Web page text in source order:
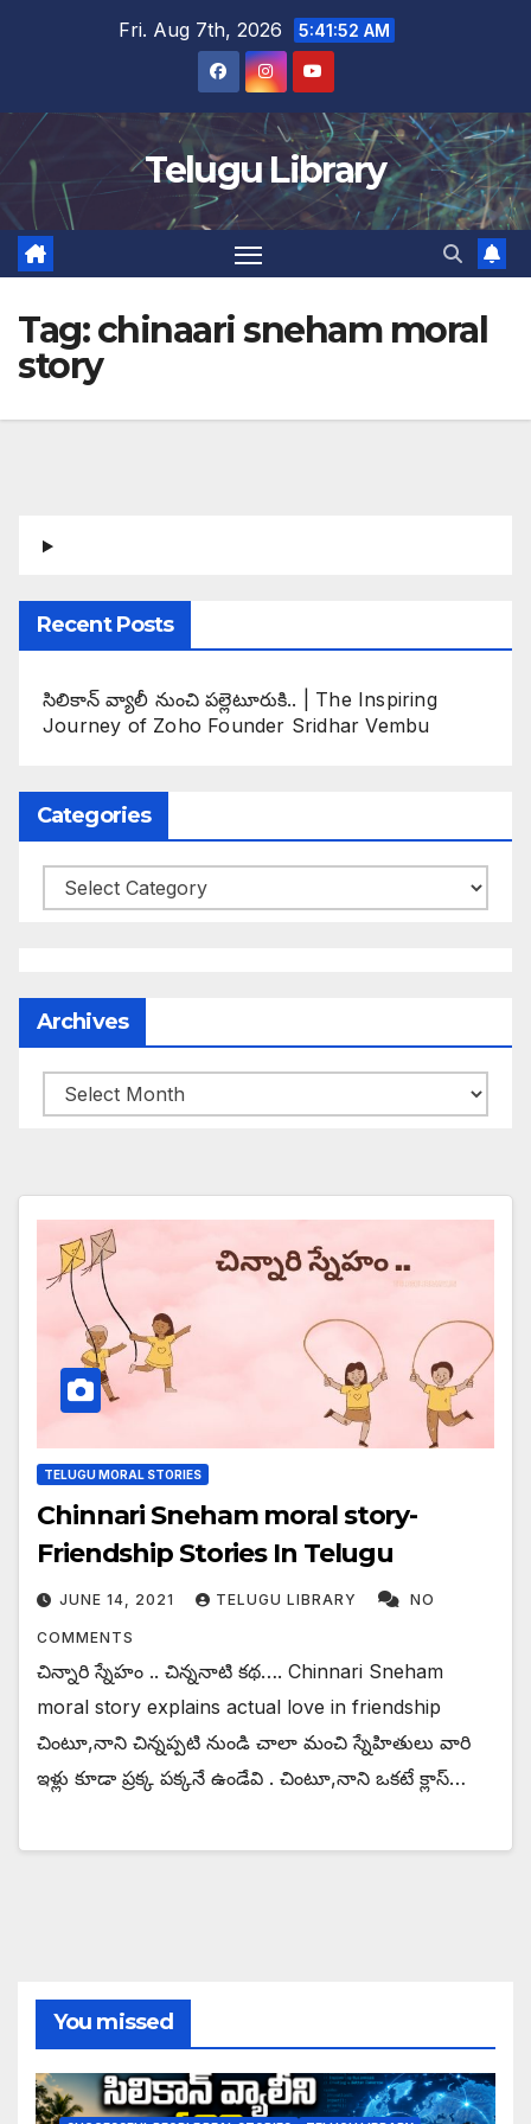
Fri. Aug 7th, 2026 5:41:52 AM
Telugu Library
Tag:chinaari sneham moral
story
Recent Posts
సిలికాన్ వ్యాలీ నుంచి పల్లెటూరుకి.. | The Inspiring
Journey of Zoho Founder Sridhar Vembu
Categories
Categories
Archives
Archives
TELUGU MORAL STORIES
Chinnari Sneham moral story-
Friendship Stories In Telugu
JUNE 14, 2021 TELUGU LIBRARY NO
COMMENTS
చిన్నారి స్నేహం .. చిన్ననాటి కథ…. Chinnari Sneham
moral story explains actual love in friendship
చింటూ,నాని చిన్నప్పటి నుండి చాలా మంచి స్నేహితులు వారి
ఇళ్లు కూడా ప్రక్క పక్కనే ఉండేవి . చింటూ,నాని ఒకటే క్లాస్…
You missed